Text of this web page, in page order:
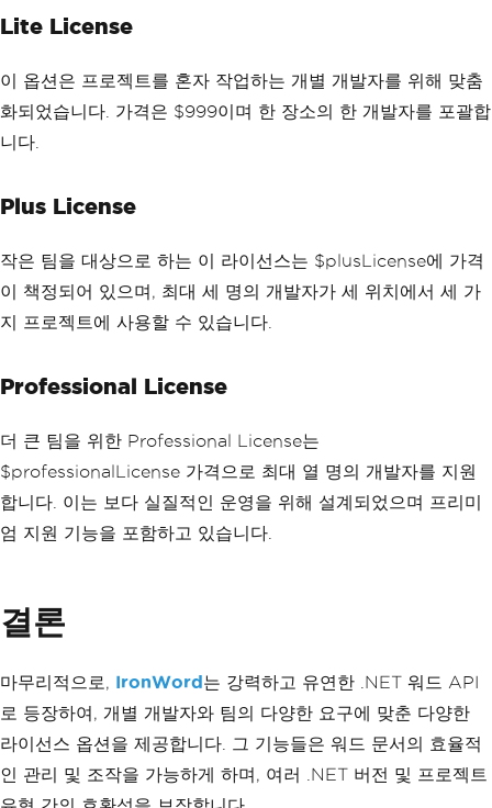
Lite License
이 옵션은 프로젝트를 혼자 작업하는 개별 개발자를 위해 맞춤
화되었습니다. 가격은 $999이며 한 장소의 한 개발자를 포괄합
니다.
Plus License
작은 팀을 대상으로 하는 이 라이선스는 $plusLicense에 가격
이 책정되어 있으며, 최대 세 명의 개발자가 세 위치에서 세 가
지 프로젝트에 사용할 수 있습니다.
Professional License
더 큰 팀을 위한 Professional License는
$professionalLicense 가격으로 최대 열 명의 개발자를 지원
합니다. 이는 보다 실질적인 운영을 위해 설계되었으며 프리미
엄 지원 기능을 포함하고 있습니다.
결론
마무리적으로, IronWord 는 강력하고 유연한 .NET 워드 API
로 등장하여, 개별 개발자와 팀의 다양한 요구에 맞춘 다양한
라이선스 옵션을 제공합니다. 그 기능들은 워드 문서의 효율적
인 관리 및 조작을 가능하게 하며, 여러 .NET 버전 및 프로젝트